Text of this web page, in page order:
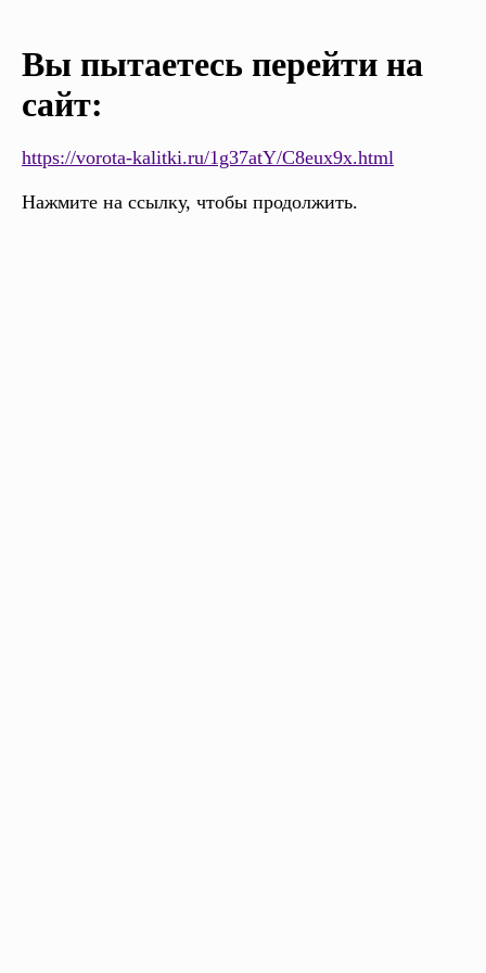
Вы пытаетесь перейти на
сайт:
https://vorota-kalitki.ru/1g37atY/C8eux9x.html
Нажмите на ссылку, чтобы продолжить.